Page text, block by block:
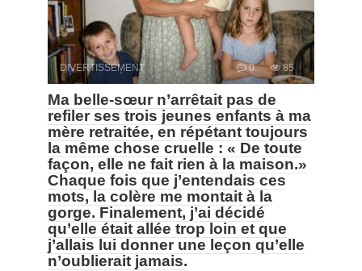
DIVERTISSEMENT 0 85
Ma belle-sœur n’arrêtait pas de
refiler ses trois jeunes enfants à ma
mère retraitée, en répétant toujours
la même chose cruelle : « De toute
façon, elle ne fait rien à la maison.»
Chaque fois que j’entendais ces
mots, la colère me montait à la
gorge. Finalement, j’ai décidé
qu’elle était allée trop loin et que
j’allais lui donner une leçon qu’elle
n’oublierait jamais.